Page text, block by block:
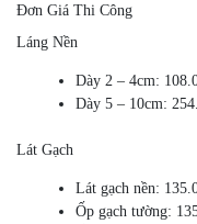
Đơn Giá Thi Công
Láng Nền
Dày 2 – 4cm:
Dày 5 – 10cm:
Lát Gạch
Lát gạch nền:
Ốp gạch tường: